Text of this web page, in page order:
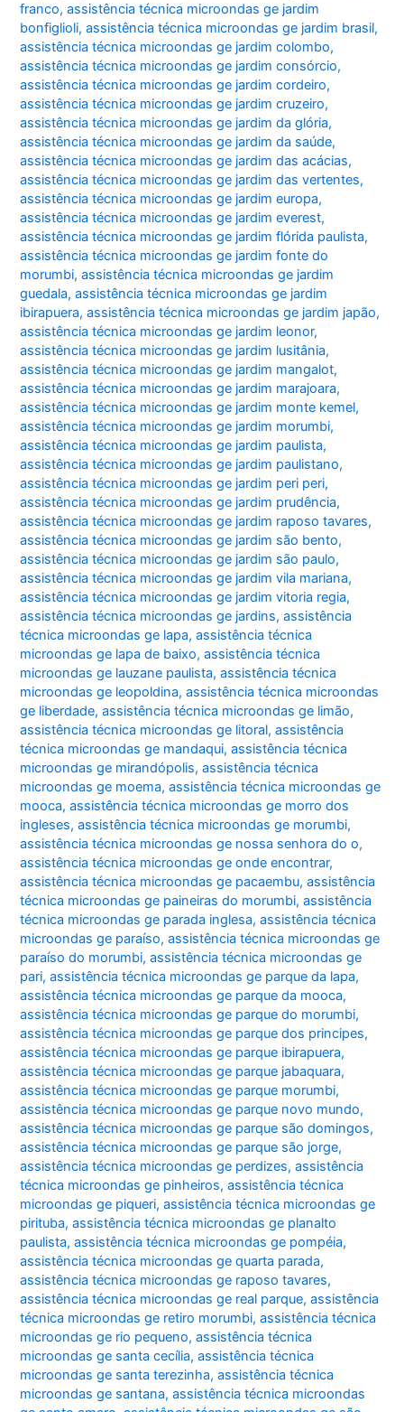
franco,assistência técnica microondas ge jardim
bonfiglioli,assistência técnica microondas ge jardim brasil,
assistência técnica microondas ge jardim colombo,
assistência técnica microondas ge jardim consórcio,
assistência técnica microondas ge jardim cordeiro,
assistência técnica microondas ge jardim cruzeiro,
assistência técnica microondas ge jardim da glória,
assistência técnica microondas ge jardim da saúde,
assistência técnica microondas ge jardim das acácias,
assistência técnica microondas ge jardim das vertentes,
assistência técnica microondas ge jardim europa,
assistência técnica microondas ge jardim everest,
assistência técnica microondas ge jardim flórida paulista,
assistência técnica microondas ge jardim fonte do
morumbi,assistência técnica microondas ge jardim
guedala,assistência técnica microondas ge jardim
ibirapuera,assistência técnica microondas ge jardim japão,
assistência técnica microondas ge jardim leonor,
assistência técnica microondas ge jardim lusitânia,
assistência técnica microondas ge jardim mangalot,
assistência técnica microondas ge jardim marajoara,
assistência técnica microondas ge jardim monte kemel,
assistência técnica microondas ge jardim morumbi,
assistência técnica microondas ge jardim paulista,
assistência técnica microondas ge jardim paulistano,
assistência técnica microondas ge jardim peri peri,
assistência técnica microondas ge jardim prudência,
assistência técnica microondas ge jardim raposo tavares,
assistência técnica microondas ge jardim são bento,
assistência técnica microondas ge jardim são paulo,
assistência técnica microondas ge jardim vila mariana,
assistência técnica microondas ge jardim vitoria regia,
assistência técnica microondas ge jardins,assistência
técnica microondas ge lapa,assistência técnica
microondas ge lapa de baixo,assistência técnica
microondas ge lauzane paulista,assistência técnica
microondas ge leopoldina,assistência técnica microondas
ge liberdade,assistência técnica microondas ge limão,
assistência técnica microondas ge litoral,assistência
técnica microondas ge mandaqui,assistência técnica
microondas ge mirandópolis,assistência técnica
microondas ge moema,assistência técnica microondas ge
mooca,assistência técnica microondas ge morro dos
ingleses,assistência técnica microondas ge morumbi,
assistência técnica microondas ge nossa senhora do o,
assistência técnica microondas ge onde encontrar,
assistência técnica microondas ge pacaembu,assistência
técnica microondas ge paineiras do morumbi,assistência
técnica microondas ge parada inglesa,assistência técnica
microondas ge paraíso,assistência técnica microondas ge
paraíso do morumbi,assistência técnica microondas ge
pari,assistência técnica microondas ge parque da lapa,
assistência técnica microondas ge parque da mooca,
assistência técnica microondas ge parque do morumbi,
assistência técnica microondas ge parque dos principes,
assistência técnica microondas ge parque ibirapuera,
assistência técnica microondas ge parque jabaquara,
assistência técnica microondas ge parque morumbi,
assistência técnica microondas ge parque novo mundo,
assistência técnica microondas ge parque são domingos,
assistência técnica microondas ge parque são jorge,
assistência técnica microondas ge perdizes,assistência
técnica microondas ge pinheiros,assistência técnica
microondas ge piqueri,assistência técnica microondas ge
pirituba,assistência técnica microondas ge planalto
paulista,assistência técnica microondas ge pompéia,
assistência técnica microondas ge quarta parada,
assistência técnica microondas ge raposo tavares,
assistência técnica microondas ge real parque,assistência
técnica microondas ge retiro morumbi,assistência técnica
microondas ge rio pequeno,assistência técnica
microondas ge santa cecília,assistência técnica
microondas ge santa terezinha,assistência técnica
microondas ge santana,assistência técnica microondas